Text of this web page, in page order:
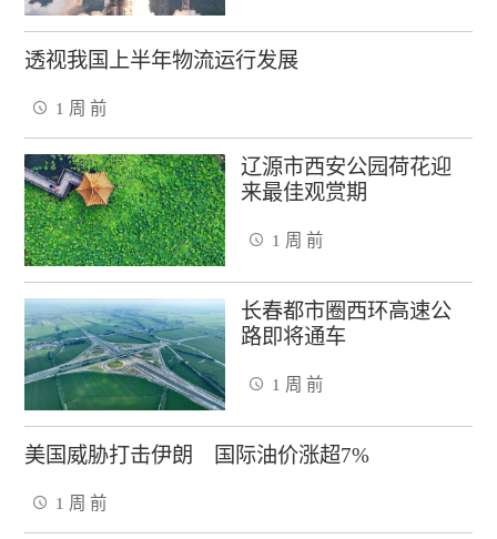
透视我国上半年物流运行发展
1 周 前
辽源市西安公园荷花迎
来最佳观赏期
1 周 前
长春都市圈西环高速公
路即将通车
1 周 前
美国威胁打击伊朗 国际油价涨超7%
1 周 前